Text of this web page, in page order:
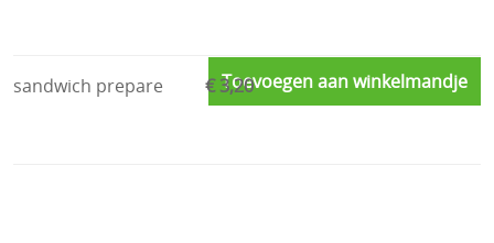
Toevoegen aan winkelmandje
sandwich prepare € 3,20